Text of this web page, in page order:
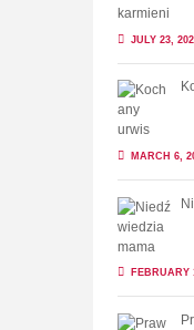
JULY 23,
MARCH 6,
FEBRUARY